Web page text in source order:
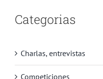
Categorias
Charlas, entrevistas
Competiciones